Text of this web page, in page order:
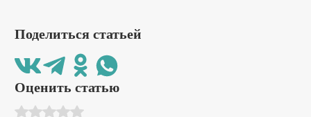
Поделиться статьей
Оценить статью